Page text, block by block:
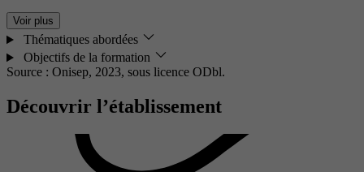
Voir plus
Thématiques abordées
Objectifs de la formation
Source : Onisep, 2023, sous licence ODbl.
Découvrir l’établissement